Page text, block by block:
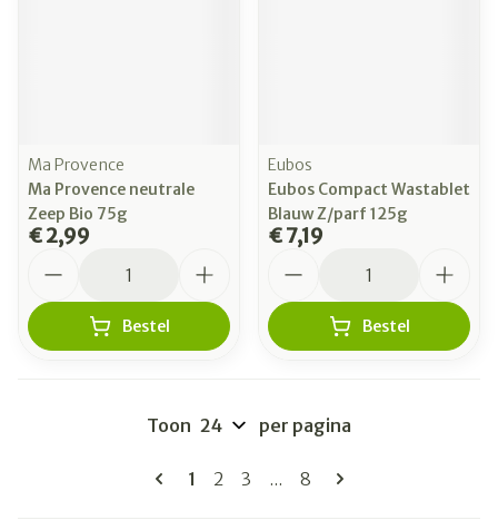
Ma Provence
Ma Provence neutrale
Zeep Bio 75g
€ 2,99
Bestel
Eubos
Eubos Compact Wastablet
Blauw Z/parf 125g
€ 7,19
Bestel
Pagina's
U lees momenteel pagina
1 Pagina
2 Pagina
3 ... Pagina
8
Toon per pagina